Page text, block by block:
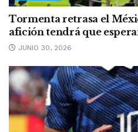
Tormenta retrasa el
afición tendrá que
JUNIO 30, 2026